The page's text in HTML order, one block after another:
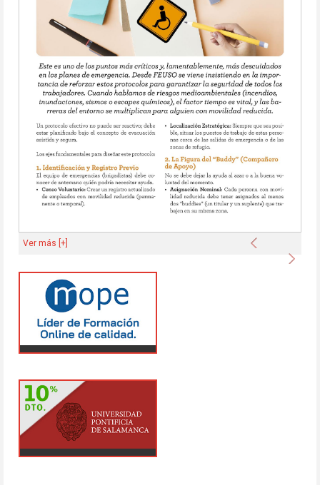
Anterior
Ver más [+]